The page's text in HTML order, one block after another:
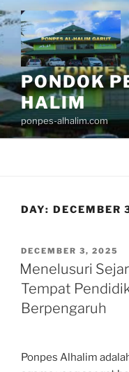
Skip
to
content
PONDOK
HALIM
ponpes-alhalim.com
DAY: DECEMBER
POSTED
ON
DECEMBER 3, 2025
Menelusuri
Tempat
Berpengaruh
Ponpes Alhalim